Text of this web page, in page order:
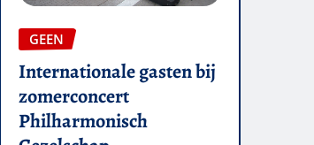
GEEN
Internationale gasten bij
zomerconcert
Philharmonisch